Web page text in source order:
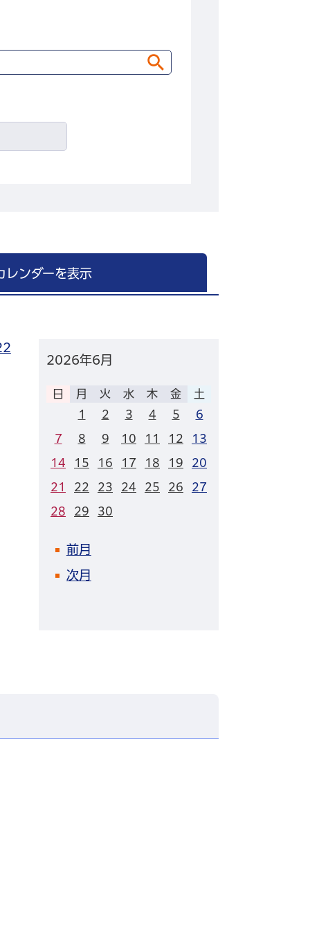
レンダーを表示
2026年6月
日 月 火 水 木 金
土
1
2 3 4 5 6
7 8 9 10 11 12 13
14 15 16 17 18 19 20
21 22 23 24 25 26 27
28 29 30
前月
次月